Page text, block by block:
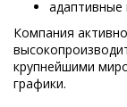
адаптивные
Компания
крупнейшими
графики.